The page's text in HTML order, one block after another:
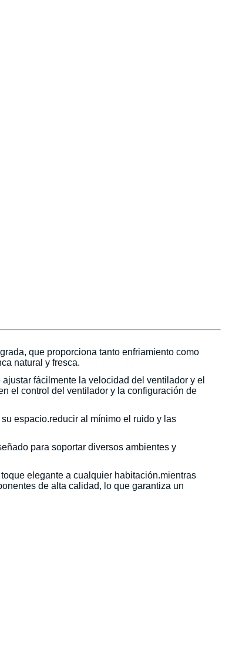
que proporciona tanto enfriamiento como
natural y fresca.
fácilmente la velocidad del ventilador y el
el control del ventilador y la configuración de
espacio.reducir al mínimo el ruido y las
para soportar diversos ambientes y
elegante a cualquier habitación.mientras
de alta calidad, lo que garantiza un